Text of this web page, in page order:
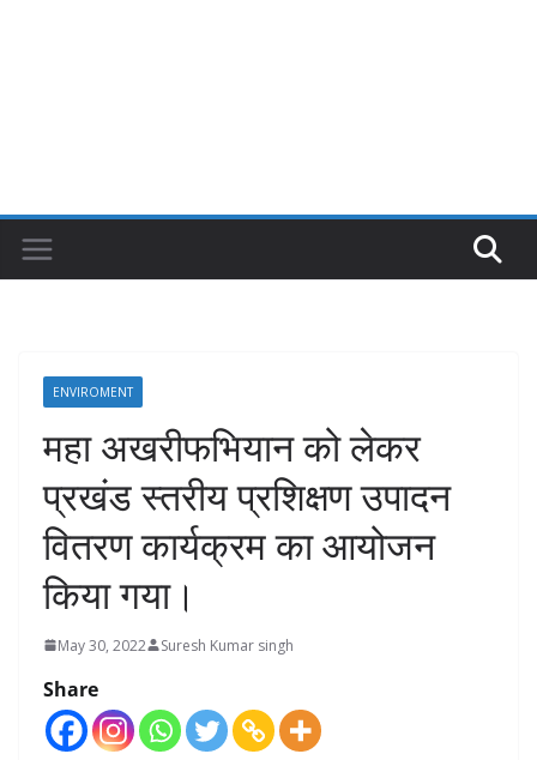
ENVIROMENT
महा अखरीफभियान को लेकर
प्रखंड स्तरीय प्रशिक्षण उपादन
वितरण कार्यक्रम का आयोजन
किया गया।
May 30, 2022 Suresh Kumar singh
Share